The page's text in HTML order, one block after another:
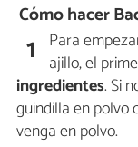
Cómo hacer
1 Para
ajillo, el
ingredientes. Si
guindilla en polvo
venga en polvo.